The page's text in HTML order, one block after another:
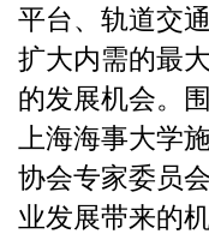
平台、轨道交
扩大内需的最
的发展机会。
上海海事大学
协会专家委员
业发展带来的